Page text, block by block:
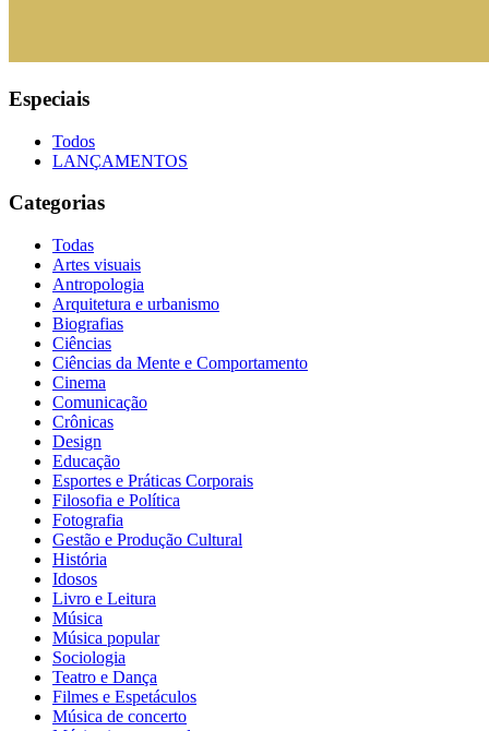
Especiais
Todos
LANÇAMENTOS
Categorias
Todas
Artes visuais
Antropologia
Arquitetura e urbanismo
Biografias
Ciências
Ciências da Mente e Comportamento
Cinema
Comunicação
Crônicas
Design
Educação
Esportes e Práticas Corporais
Filosofia e Política
Fotografia
Gestão e Produção Cultural
História
Idosos
Livro e Leitura
Música
Música popular
Sociologia
Teatro e Dança
Filmes e Espetáculos
Música de concerto